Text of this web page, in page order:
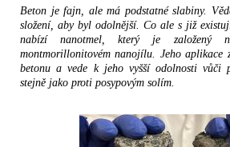
Beton je fajn, ale má podstatné slabiny.
složení, aby byl odolnější. Co ale s již
nabízí nanotmel, který je založený
montmorillonitovém nanojílu. Jeho aplikace
betonu a vede k jeho vyšší odolnosti vůči
stejně jako proti posypovým solím.